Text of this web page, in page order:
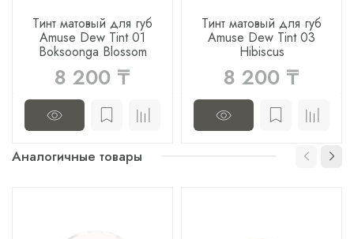
Тинт матовый для губ
Amuse Dew Tint 01
Boksoonga Blossom
8 200 ₸
Тинт матовый для губ
Amuse Dew Tint 03
Hibiscus
8 200 ₸
Аналогичные товары